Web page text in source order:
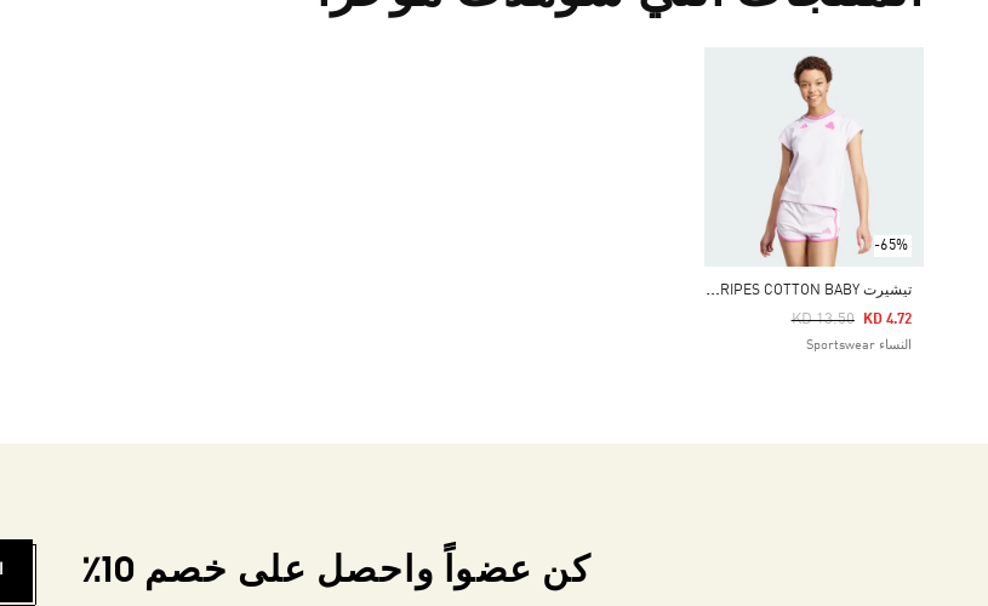
-65%
ت
يشيرت TIRO CUT 3-STRIPES COTTON BABY
Price Reduced From
KD 13.50
To KD 4.72
النساء Sportswear
كن عضواً واحصل على خصم 10٪